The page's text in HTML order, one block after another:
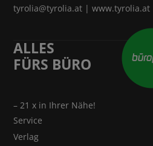
tyrolia@tyrolia.at |www.tyrolia.at
ALLES
FÜRS BÜRO
– 21 x in Ihrer Nähe!
Service
Verlag